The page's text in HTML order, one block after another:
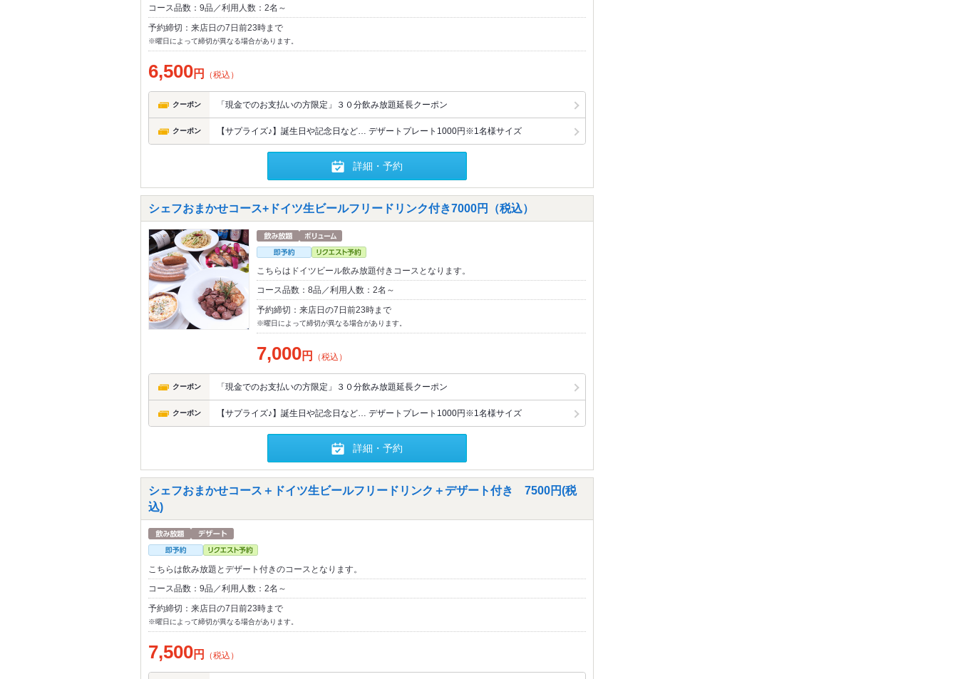
コース品数：9品／利用人数：2名～
予約締切：来店日の7日前23時まで
※曜日によって締切が異なる場合があります。
6,500円 （税込）
クーポン 「現金でのお支払いの方限定」３０分飲み放題延長クーポン
クーポン 【サプライズ♪】誕生日や記念日など… デザートプレート1000円※1名様サイズ
詳細・予約
シェフおまかせコース+ドイツ生ビールフリードリンク付き7000円（税込）
こちらはドイツビール飲み放題付きコースとなります。
コース品数：8品／利用人数：2名～
予約締切：来店日の7日前23時まで
※曜日によって締切が異なる場合があります。
7,000円 （税込）
クーポン 「現金でのお支払いの方限定」３０分飲み放題延長クーポン
クーポン 【サプライズ♪】誕生日や記念日など… デザートプレート1000円※1名様サイズ
詳細・予約
シェフおまかせコース＋ドイツ生ビールフリードリンク＋デザート付き 7500円(税
込)
こちらは飲み放題とデザート付きのコースとなります。
コース品数：9品／利用人数：2名～
予約締切：来店日の7日前23時まで
※曜日によって締切が異なる場合があります。
7,500円 （税込）